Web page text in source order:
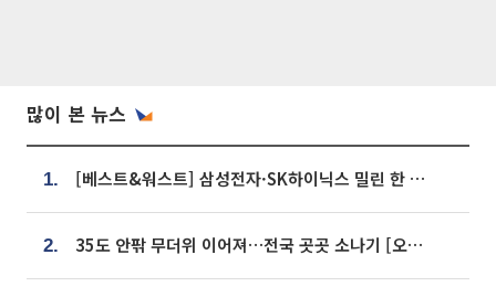
많이 본 뉴스
1. [베스트&워스트] 삼성전자·SK하이닉스 밀린 한 주…상상인증권은 85% 급등
2. 35도 안팎 무더위 이어져…전국 곳곳 소나기 [오늘 날씨]